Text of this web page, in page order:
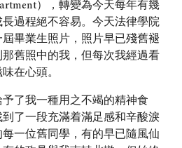
），轉變為今天每年有幾
過程絕不容易。今天法律學院
畢業生照片，照片早已殘舊褪
舊照中的我，但每次我經過看
在心頭。
了我一種用之不竭的精神食
了一段充滿着滿足感和辛酸淚
一位舊同學，有的早已隨風仙